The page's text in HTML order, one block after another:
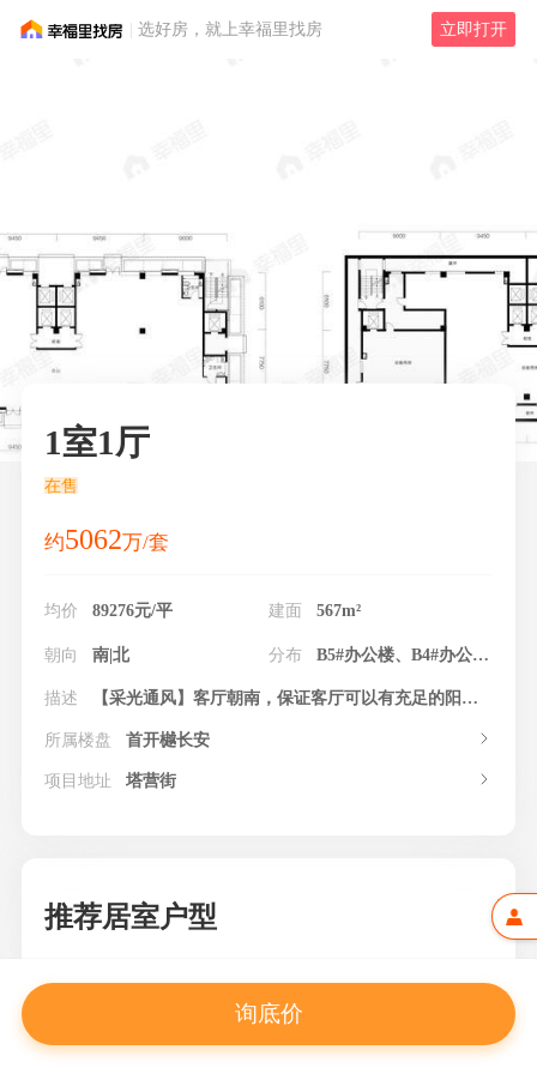
选好房，就上幸福里找房 立即打开
1室1厅
在售
约5062万/套
均价 89276元/平 建面 567m²
朝向 南|北 分布 B5#办公楼、B4#办公楼、B3#办公楼、B2#办公楼、B1#办公楼
描述 【采光通风】客厅朝南，保证客厅可以有充足的阳光照射，使客厅更加明亮。 【格局形态】户型方正，使空间可以更好的布局使用，便于后期装修及摆放家具。 【功能分区】动静分区，在房间休息或学习时，也不会受到动区声音的干扰。
所属楼盘 首开樾长安
项目地址 塔营街
推荐居室户型
询底价